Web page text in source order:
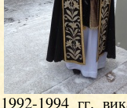
1992-1994 гг.